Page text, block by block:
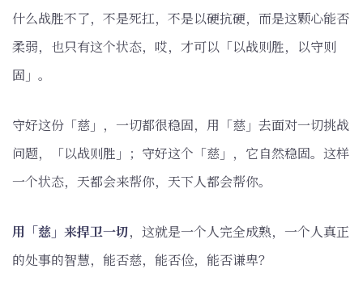
什么战胜不了，不是死扛，不是以硬抗硬，而是这颗心能否
柔弱，也只有这个状态，哎，才可以「以战则胜，以守则
固」。
守好这份「慈」，一切都很稳固，用「慈」去面对一切挑战
问题，「以战则胜」；守好这个「慈」，它自然稳固。这样
一个状态，天都会来帮你，天下人都会帮你。
用「慈」来捍卫一切，这就是一个人完全成熟，一个人真正
的处事的智慧，能否慈，能否俭，能否谦卑？